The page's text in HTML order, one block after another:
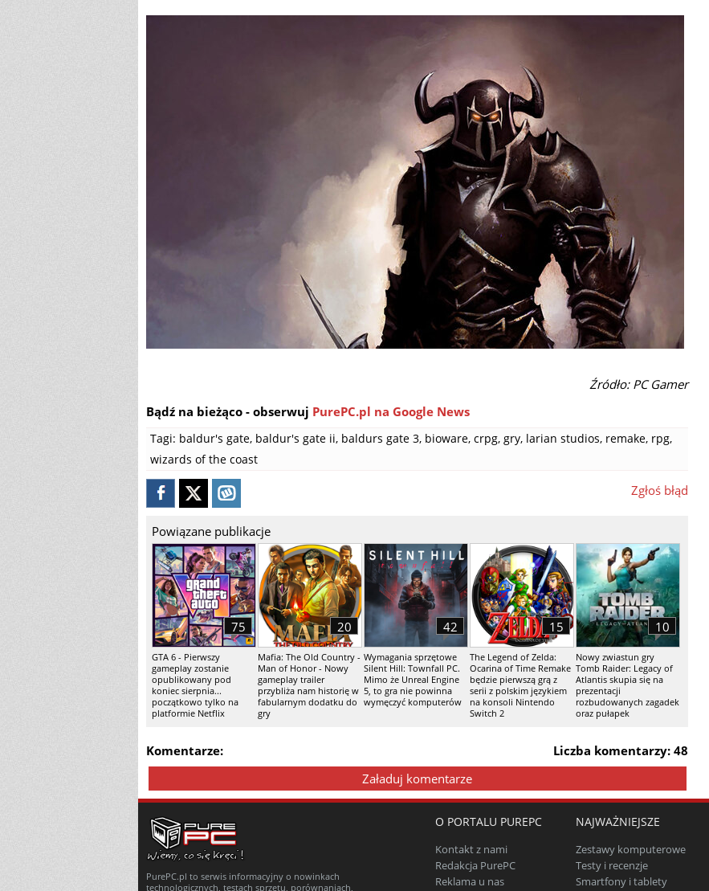
Źródło: PC Gamer
Bądź na bieżąco - obserwuj PurePC.pl na Google News
Tagi: baldur's gate, baldur's gate ii, baldurs gate 3, bioware, crpg, gry, larian studios, remake, rpg,
wizards of the coast
Zgłoś błąd
Powiązane publikacje
GTA 6 - Pierwszy
gameplay zostanie
opublikowany pod
koniec sierpnia...
początkowo tylko na
platformie Netflix
75
Mafia: The Old Country -
Man of Honor - Nowy
gameplay trailer
przybliża nam historię w
fabularnym dodatku do
gry
20
Wymagania sprzętowe
Silent Hill: Townfall PC.
Mimo że Unreal Engine
5, to gra nie powinna
wymęczyć komputerów
42
The Legend of Zelda:
Ocarina of Time Remake
będzie pierwszą grą z
serii z polskim językiem
na konsoli Nintendo
Switch 2
15
Nowy zwiastun gry
Tomb Raider: Legacy of
Atlantis skupia się na
prezentacji
rozbudowanych zagadek
oraz pułapek
10
Liczba komentarzy: 48
Komentarze:
Załaduj komentarze
PurePC.pl to serwis informacyjny o nowinkach
technologicznych, testach sprzętu, porównaniach,
O PORTALU PUREPC
Kontakt z nami
Redakcja PurePC
Reklama u nas
NAJWAŻNIEJSZE
Zestawy komputerowe
Testy i recenzje
Smartfony i tablety